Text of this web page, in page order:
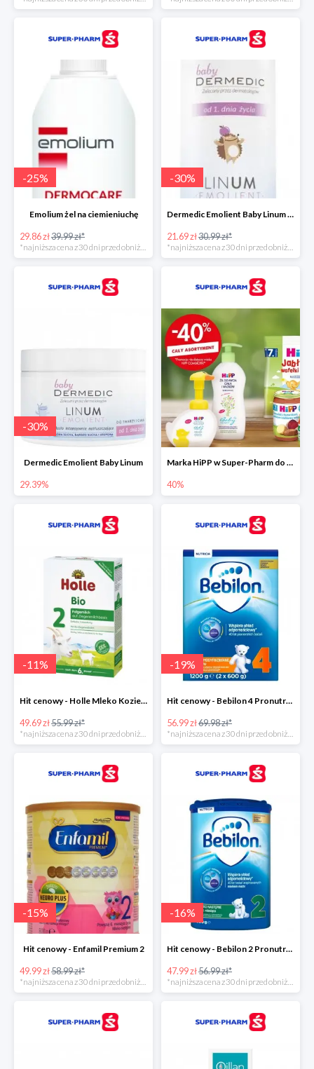
-25%
Emolium żel na ciemieniuchę
29.86 zł39.99 zł*
-30%
Dermedic Emolient Baby Linum żel do mycia ciała i włosów
21.69 zł30.99 zł*
-30%
Dermedic Emolient Baby Linum
29.39%
Marka HiPP w Super-Pharm do -40%
40%
-11%
Hit cenowy - Holle Mleko Kozie 2 Bio
49.69 zł55.99 zł*
-19%
Hit cenowy - Bebilon 4 Pronutra-Advance
56.99 zł69.98 zł*
-15%
Hit cenowy - Enfamil Premium 2
49.99 zł58.99 zł*
-16%
Hit cenowy - Bebilon 2 Pronutra-Advance
47.99 zł56.99 zł*